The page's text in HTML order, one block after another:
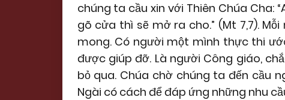
chúng ta cầu xin với Thiên Chúa Cha:
gõ cửa thì sẽ mở ra cho.” (Mt 7,7).
mong. Có người một mình thực thi
được giúp đỡ. Là người Công giáo,
bỏ qua. Chúa chờ chúng ta đến cầu
Ngài có cách để đáp ứng những nhu